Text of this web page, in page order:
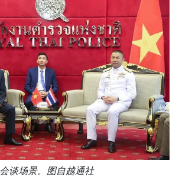
会谈场景。图自越通社